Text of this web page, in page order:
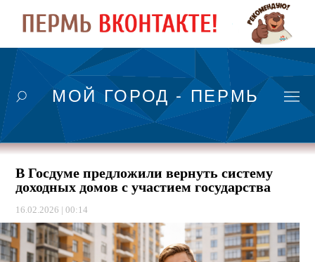
МОЙ ГОРОД - ПЕРМЬ
В Госдуме предложили вернуть систему
доходных домов с участием государства
16.02.2026 | 00:14